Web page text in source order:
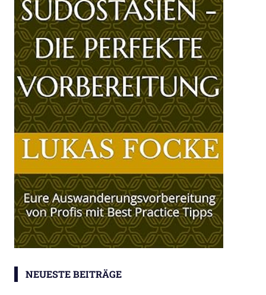
NEUESTE BEITRÄGE